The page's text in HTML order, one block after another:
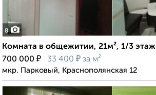
8
Комната в общежитии, 21м², 1/3 этаж
700 000 ₽ 33 400 ₽ за м²
мкр. Парковый, Краснополянская 12